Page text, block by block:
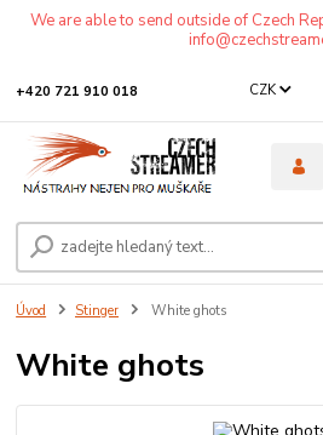
We are able to send outside of Czech
CZK
+420 721 910 018
Úvod Stinger White ghots
White ghots